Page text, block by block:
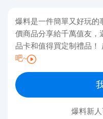
爆料是一件簡單又好玩的
價商品分享給千萬值友，
品卡和值得買定制禮品！
吧~
爆料新